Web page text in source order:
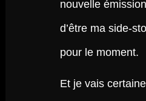
nouvelle
d’être ma side-
pour le moment.
Et je vais